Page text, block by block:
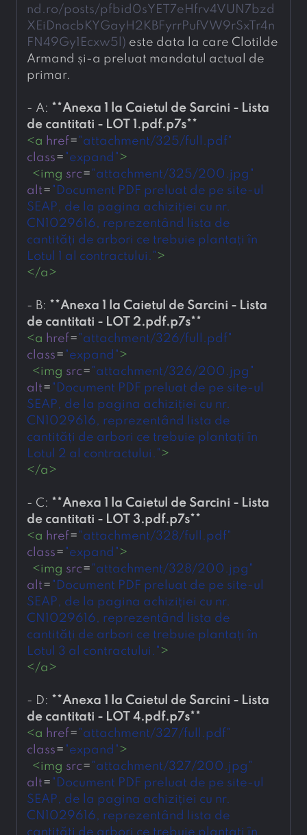
nd.ro/posts/pfbid0sYET7eHfrv4VUN7bzd
XEiDnacbKYGayH2KBFyrrPufVW9rSxTr4n
FN49Gy1Ecxw5l ) este data la care Clotilde
Armand și-a preluat mandatul actual de
primar.
- A: **Anexa 1 la Caietul de Sarcini - Lista
de cantitati - LOT 1.pdf.p7s**
<a href= "attachment/325/full.pdf"
class= "expand">
<img src= "attachment/325/200.jpg"
alt= "Document PDF preluat de pe site-ul
SEAP, de la pagina achiziției cu nr.
CN1029616, reprezentând lista de
cantități de arbori ce trebuie plantați în
Lotul 1 al contractului.">
</a>
- B: **Anexa 1 la Caietul de Sarcini - Lista
de cantitati - LOT 2.pdf.p7s**
<a href= "attachment/326/full.pdf"
class= "expand">
<img src= "attachment/326/200.jpg"
alt= "Document PDF preluat de pe site-ul
SEAP, de la pagina achiziției cu nr.
CN1029616, reprezentând lista de
cantități de arbori ce trebuie plantați în
Lotul 2 al contractului.">
</a>
- C: **Anexa 1 la Caietul de Sarcini - Lista
de cantitati - LOT 3.pdf.p7s**
<a href= "attachment/328/full.pdf"
class= "expand">
<img src= "attachment/328/200.jpg"
alt= "Document PDF preluat de pe site-ul
SEAP, de la pagina achiziției cu nr.
CN1029616, reprezentând lista de
cantități de arbori ce trebuie plantați în
Lotul 3 al contractului.">
</a>
- D: **Anexa 1 la Caietul de Sarcini - Lista
de cantitati - LOT 4.pdf.p7s**
<a href= "attachment/327/full.pdf"
class= "expand">
<img src= "attachment/327/200.jpg"
alt= "Document PDF preluat de pe site-ul
SEAP, de la pagina achiziției cu nr.
CN1029616, reprezentând lista de
cantități de arbori ce trebuie plantați în